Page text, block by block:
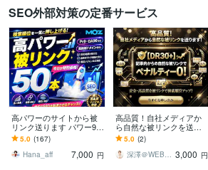
SEO外部対策の定番サービス
高パワーのサイトから被
リンク送ります パワー90
以上のサイトからの被リ
ンクもあります！
5.0 (167)
Hana_aff
7,000 円
高品質！自社メディアか
ら自然な被リンクを送り
ます ◎【DR30】記事内か
らの自然な被リンクでペ
ナルティー0
5.0 (2)
深澤＠WEBコンサルタント 3,000 円